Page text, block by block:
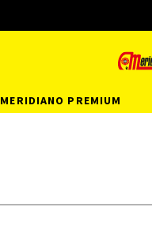
MERIDIANO PREMIUM